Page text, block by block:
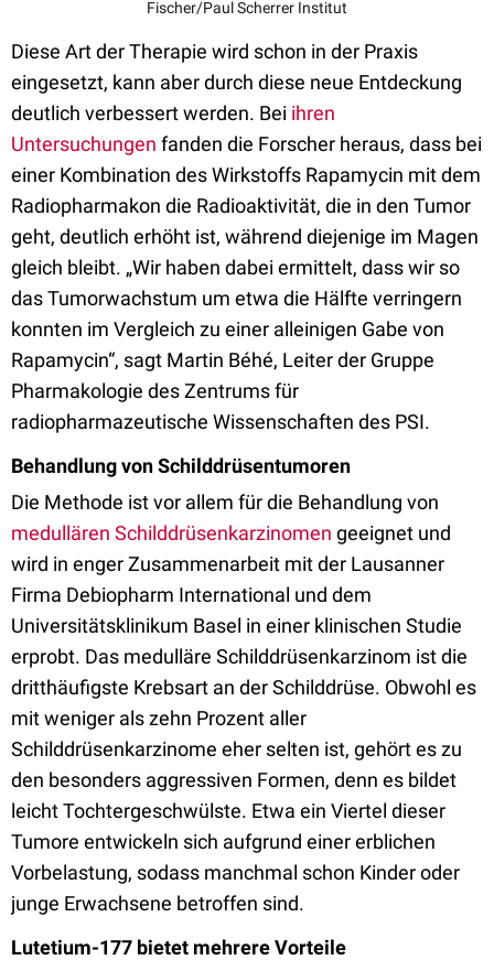
Fischer/Paul Scherrer Institut
Diese Art der Therapie wird schon in der Praxis
eingesetzt, kann aber durch diese neue Entdeckung
deutlich verbessert werden. Bei ihren
Untersuchungen fanden die Forscher heraus, dass bei
einer Kombination des Wirkstoffs Rapamycin mit dem
Radiopharmakon die Radioaktivität, die in den Tumor
geht, deutlich erhöht ist, während diejenige im Magen
gleich bleibt. „Wir haben dabei ermittelt, dass wir so
das Tumorwachstum um etwa die Hälfte verringern
konnten im Vergleich zu einer alleinigen Gabe von
Rapamycin“, sagt Martin Béhé, Leiter der Gruppe
Pharmakologie des Zentrums für
radiopharmazeutische Wissenschaften des PSI.
Behandlung von Schilddrüsentumoren
Die Methode ist vor allem für die Behandlung von
medullären Schilddrüsenkarzinomen geeignet und
wird in enger Zusammenarbeit mit der Lausanner
Firma Debiopharm International und dem
Universitätsklinikum Basel in einer klinischen Studie
erprobt. Das medulläre Schilddrüsenkarzinom ist die
dritthäufigste Krebsart an der Schilddrüse. Obwohl es
mit weniger als zehn Prozent aller
Schilddrüsenkarzinome eher selten ist, gehört es zu
den besonders aggressiven Formen, denn es bildet
leicht Tochtergeschwülste. Etwa ein Viertel dieser
Tumore entwickeln sich aufgrund einer erblichen
Vorbelastung, sodass manchmal schon Kinder oder
junge Erwachsene betroffen sind.
Lutetium-177 bietet mehrere Vorteile